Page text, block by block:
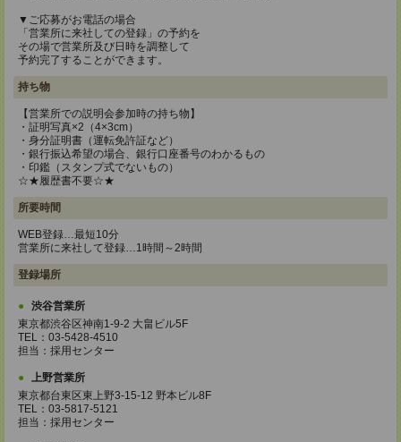
▼ご応募がお電話の場合
「営業所に来社しての登録」の予約を
その場で営業所及び日時を調整して
予約完了することができます。
持ち物
【営業所での説明会参加時の持ち物】
・証明写真×2（4×3cm）
・身分証明書（運転免許証など）
・銀行振込希望の場合、銀行口座番号のわかるもの
・印鑑（スタンプ式でないもの）
☆★履歴書不要☆★
所要時間
WEB登録…最短10分
営業所に来社して登録…1時間～2時間
登録場所
渋谷営業所
東京都渋谷区神南1-9-2 大畠ビル5F
TEL：03-5428-4510
担当：採用センター
上野営業所
東京都台東区東上野3-15-12 野本ビル8F
TEL：03-5817-5121
担当：採用センター